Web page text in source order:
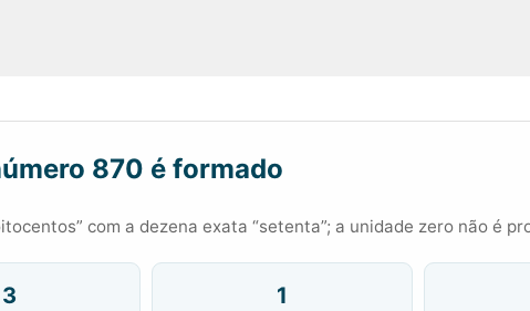
870 é formado
com a dezena exata “setenta”; a unidade zero não é
3 1